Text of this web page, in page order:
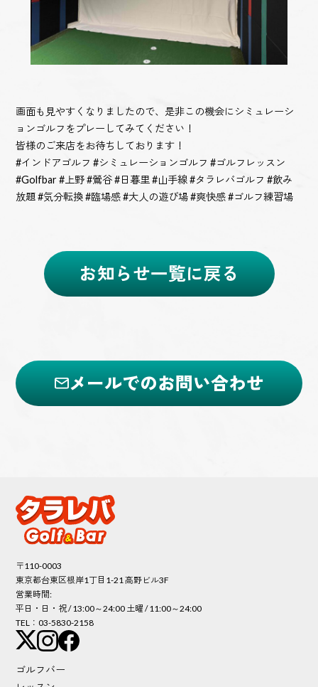
画面も見やすくなりましたので、是非この機会にシミュレーシ
ョンゴルフをプレーしてみてください！
皆様のご来店をお待ちしております！
#インドアゴルフ #シミュレーションゴルフ #ゴルフレッスン
#Golfbar #上野 #鶯谷 #日暮里 #山手線 #タラレバゴルフ #飲み
放題 #気分転換 #臨場感 #大人の遊び場 #爽快感 #ゴルフ練習場
お知らせ一覧に戻る
メールでのお問い合わせ
〒110-0003
東京都台東区根岸1丁目1-21 高野ビル3F
営業時間:
平日・日・祝 / 13:00～24:00 土曜 / 11:00～24:00
TEL：03-5830-2158
ゴルフバー